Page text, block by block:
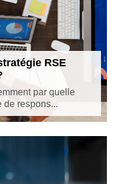
RSE
par quelle
de respons...